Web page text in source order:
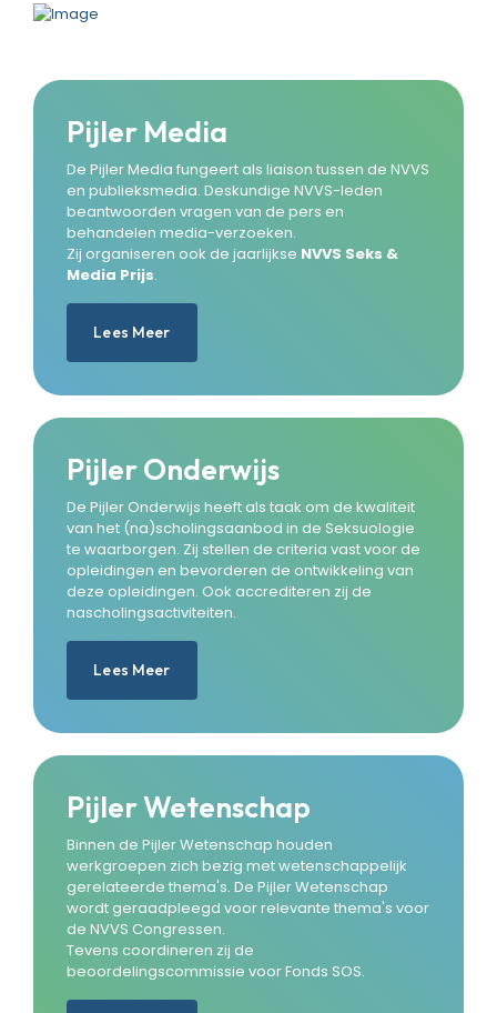
Pijler Media
De Pijler Media fungeert als liaison tussen de NVVS
en publieksmedia. Deskundige NVVS-leden
beantwoorden vragen van de pers en
behandelen media-verzoeken.
Zij organiseren ook de jaarlijkse NVVS Seks &
Media Prijs.
Lees Meer
Pijler Onderwijs
De Pijler Onderwijs heeft als taak om de kwaliteit
van het (na)scholingsaanbod in de Seksuologie
te waarborgen. Zij stellen de criteria vast voor de
opleidingen en bevorderen de ontwikkeling van
deze opleidingen. Ook accrediteren zij de
nascholingsactiviteiten.
Lees Meer
Pijler Wetenschap
Binnen de Pijler Wetenschap houden
werkgroepen zich bezig met wetenschappelijk
gerelateerde thema's. De Pijler Wetenschap
wordt geraadpleegd voor relevante thema's voor
de NVVS Congressen.
Tevens coordineren zij de
beoordelingscommissie voor Fonds SOS.